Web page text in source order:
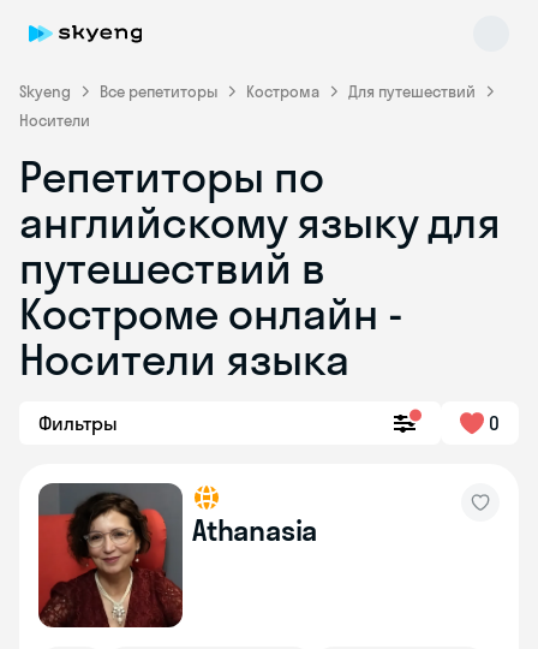
Skyeng Все репетиторы Кострома
Для путешествий
Носители
Репетиторы по
английскому языку для
путешествий в
Костроме онлайн -
Носители языка
Фильтры 0
Athanasia
Skyeng Chat
online